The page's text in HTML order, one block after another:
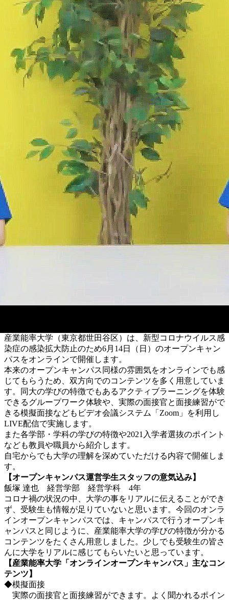
産業能率大学（東京都世田谷区）は、新型コロナウイルス感
染症の感染拡大防止のため6月14日（日）のオープンキャン
パスをオンラインで開催します。
本来のオープンキャンパス同様の雰囲気をオンラインでも感
じてもらうため、双方向でのコンテンツを多く用意していま
す。同大の学びの特徴でもあるアクティブラーニングを体験
できるグループワーク体験や、実際の面接官と面接練習がで
きる模擬面接などもビデオ会議システム「Zoom」を利用し
LIVE配信で実施します。
また各学部・学科の学びの特徴や2021入学者選抜のポイント
なども教員や職員から紹介します。
自宅からでも大学の理解を深めていただける内容で開催しま
す。
【オープンキャンパス運営学生スタッフの意気込み】
飯塚 達也 経営学部 経営学科 4年
コロナ禍の状況の中、大学の事をリアルに伝えることができ
ず、受験生も情報が足りていないと思います。今回のオンラ
インオープンキャンパスでは、キャンパスで行うオープンキ
ャンパスと同じように、産業能率大学の学びの特徴が分かる
コンテンツをたくさん用意しました。少しでも受験生の皆さ
んに大学をリアルに感じてもらいたいと思っています。
【産業能率大学「オンラインオープンキャンパス」主なコン
テンツ】
◆模擬面接
実際の面接官と面接練習ができます。よく聞かれるポイン